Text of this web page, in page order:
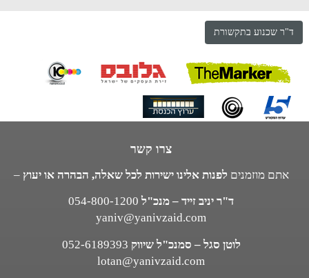
ד"ר שכנוע בתקשורת
צרו קשר
אתם מוזמנים לפנות אלינו ישירות לכל שאלה, הבהרה או יעוץ –
ד"ר יניב זייד – מנכ"ל 054-800-1200
yaniv@yanivzaid.com
לוטן סגל – סמנכ"ל שיווק 052-6189393
lotan@yanivzaid.com